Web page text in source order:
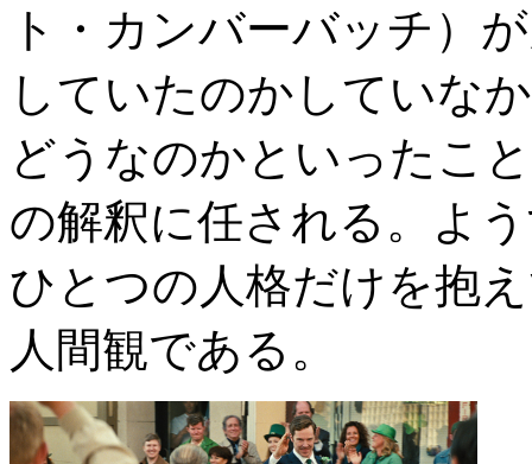
ト・カンバーバッチ）
していたのかしていな
どうなのかといったこ
の解釈に任される。よ
ひとつの人格だけを抱
人間観である。